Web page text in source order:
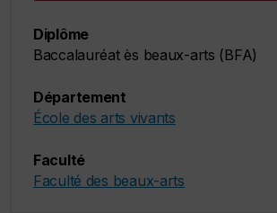
Diplôme
Baccalauréat ès beaux-arts (BFA)
Département
École des arts vivants
Faculté
Faculté des beaux-arts